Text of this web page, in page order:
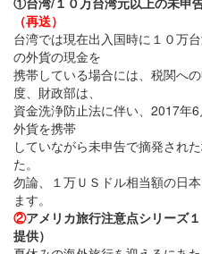
（再送）
台湾では現在出入国時に１０万
の外貨の現金を
携帯している場合には、税関へ
度、財政部は、
資金洗浄防止法に伴い、2017年
外貨を携帯
していながら未申告で摘発され
た。
勿論、１万ＵＳドル相当額の日
ます。
②アメリカ旅行注意点シリーズ
提供）